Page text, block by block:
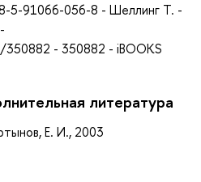
5-91066-056-8 - Шеллинг Т. -
- 350882 - iBOOKS
литература
Е. И., 2003